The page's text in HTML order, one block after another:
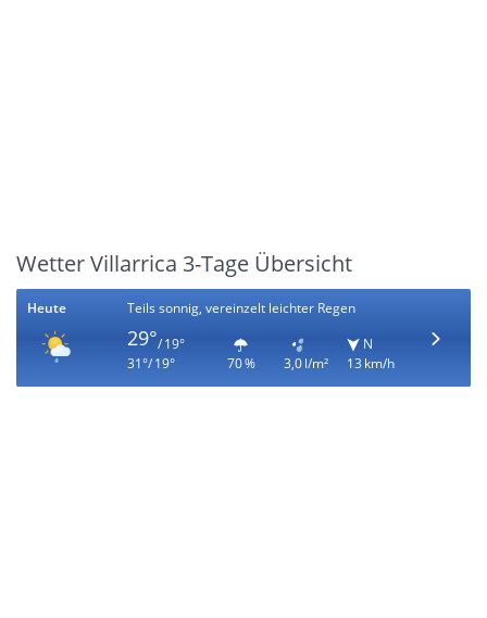
Wetter Villarrica 3-Tage Übersicht
Heute Teils sonnig, vereinzelt leichter Regen
29°/ 19°
31°/ 19°
70 % 3,0 l/m²
N
13 km/h